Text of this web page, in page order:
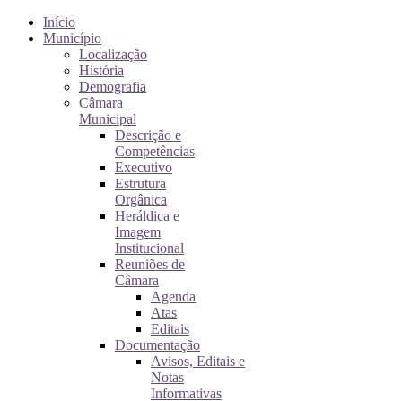
Início
Município
Localização
História
Demografia
Câmara
Municipal
Descrição e
Competências
Executivo
Estrutura
Orgânica
Heráldica e
Imagem
Institucional
Reuniões de
Câmara
Agenda
Atas
Editais
Documentação
Avisos, Editais e
Notas
Informativas